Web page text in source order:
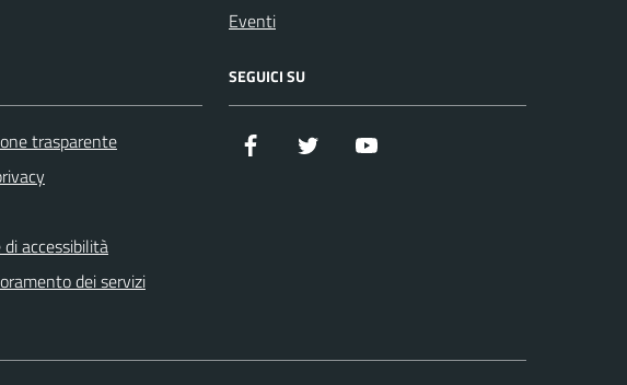
Eventi
trasparente
accessibilità
dei servizi
SEGUICI SU
Facebook Twitter